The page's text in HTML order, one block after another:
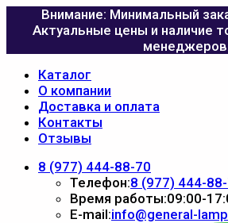
Внимание: Минимальный
Актуальные цены и наличие
Каталог
О компании
Доставка и оплата
Контакты
Отзывы
8 (977) 444-88-70
Телефон:8 (977) 444-
Время работы:09:00-
E-mail:info@general-